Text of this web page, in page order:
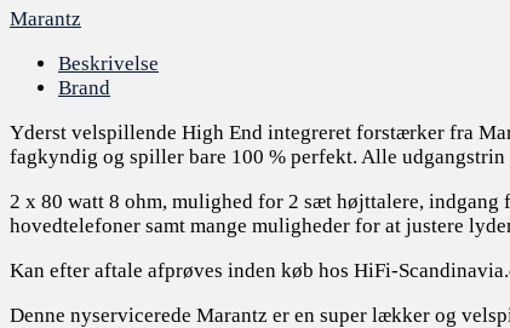
Marantz
Beskrivelse
Brand
Yderst velspillende High End integreret forstærker fra
fagkyndig og spiller bare 100 % perfekt. Alle
2 x 80 watt 8 ohm, mulighed for 2 sæt højttalere,
hovedtelefoner samt mange muligheder for at justere
Kan efter aftale afprøves inden køb hos HiFi-
Denne nyservicerede Marantz er en super lækker og